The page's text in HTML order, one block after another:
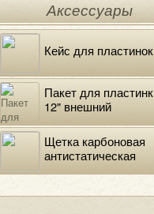
Аксессуары
Кейс для
Пакет для
12" внешний
Щетка карбоновая
антистатическая